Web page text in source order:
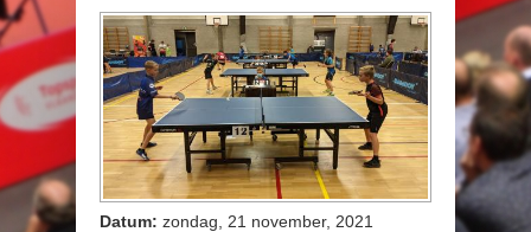
Datum: zondag, 21 november, 2021